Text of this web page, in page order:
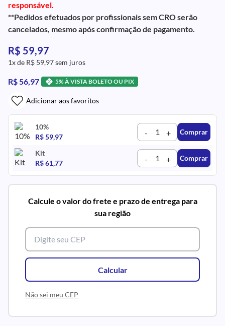
responsável.
**Pedidos efetuados por profissionais sem CRO serão
cancelados, mesmo após confirmação de pagamento.
R$ 59,97
1x de R$ 59,97 sem juros
R$ 56,97 5% À VISTA BOLETO OU PIX
Adicionar aos favoritos
10%
R$ 59,97
- + Comprar
Kit
R$ 61,77
- + Comprar
Calcule o valor do frete e prazo de entrega para
sua região
Calcular
Não sei meu CEP